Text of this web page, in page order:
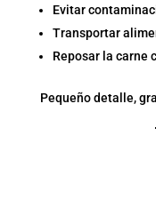
Evitar
Transportar
Reposar la carne
Pequeño detalle,